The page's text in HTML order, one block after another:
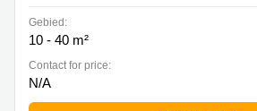
Gebied:
10 - 40 m²
Contact for price:
N/A